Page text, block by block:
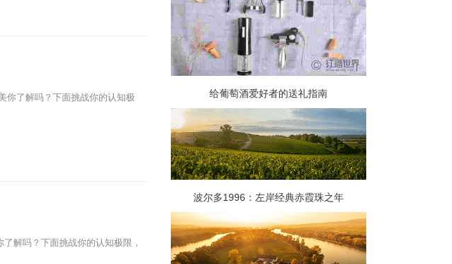
你了解吗？下面挑战你的认知极
解吗？下面挑战你的认知极限，
给葡萄酒爱好者的送礼指南
波尔多1996：左岸经典赤霞珠之年